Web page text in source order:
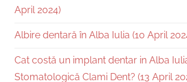
April 2024)
Albire dentară în Alba Iulia (10 April
Cat costă un implant dentar in Alba
Stomatologică Clami Dent? (13 April